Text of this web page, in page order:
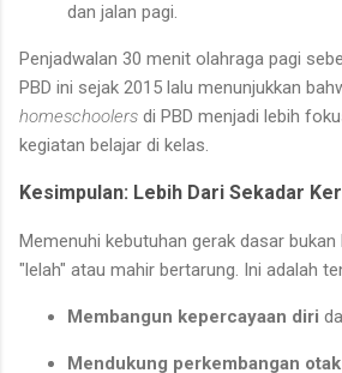
dan jalan pagi.
Penjadwalan 30 menit olahraga pagi
PBD ini sejak 2015 lalu menunjukkan
homeschoolers di PBD menjadi lebih
kegiatan belajar di kelas.
Kesimpulan: Lebih Dari Sekadar
Memenuhi kebutuhan gerak dasar
"lelah" atau mahir bertarung. Ini adalah
Membangun kepercayaan diri
Mendukung perkembangan otak